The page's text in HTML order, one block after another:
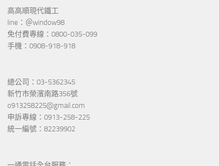
高高順現代鐵工
line：＠window98
免付費專線：0800-035-099
手機：0908-918-918
總公司：03-5362345
新竹市榮濱南路356號
o913258225@gmail.com
申訴專線：0913-258-225
統一編號：82239902